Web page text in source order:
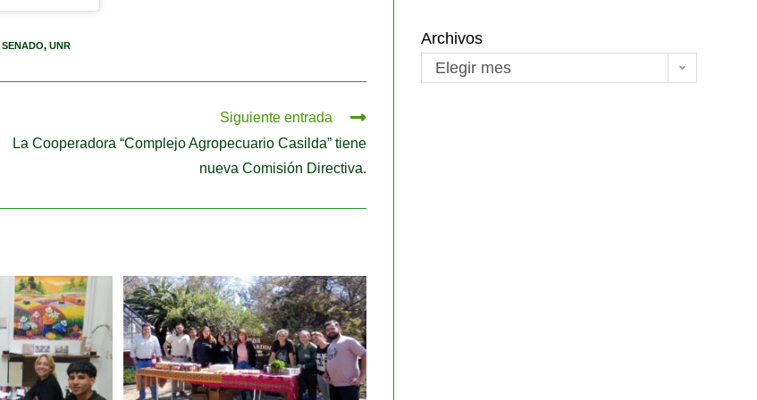
SENADO, UNR
Siguiente entrada
La Cooperadora “Complejo Agropecuario Casilda” tiene
nueva Comisión Directiva.
Archivos
Elegir mes